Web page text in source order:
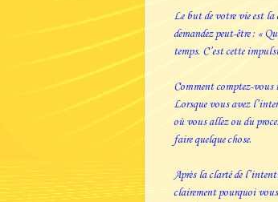
Le but de votre vie est la
demandez peut-être : «
temps. C’est cette
Comment comptez-vous
Lorsque vous avez
où vous allez ou du
faire quelque chose.
Après la clarté de
clairement pourquoi